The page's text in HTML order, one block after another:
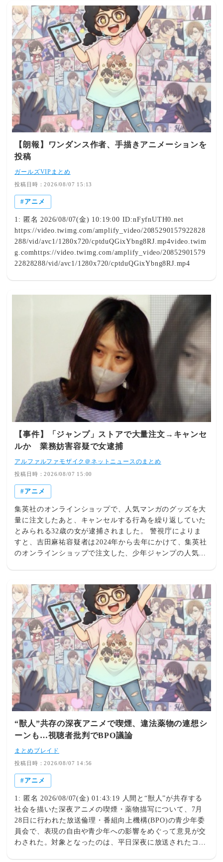
【朗報】ワンダンス作者、手描きアニメーションを
投稿
ガールズVIPまとめ
投稿日時：2026/08/07 15:13
アニメ
1: 匿名 2026/08/07(金) 10:19:00 ID:nFyfnUTH0.net
https://video.twimg.com/amplify_video/2085290157922828
288/vid/avc1/1280x720/cptduQGixYbng8RJ.mp4video.twim
g.comhttps://video.twimg.com/amplify_video/20852901579
22828288/vid/avc1/1280x720/cptduQGixYbng8RJ.mp4
【事件】「ジャンプ」ストアで大量注文→キャンセ
ルか 業務妨害容疑で女逮捕
アルファルファモザイク＠ネットニュースのまとめ
投稿日時：2026/08/07 15:00
アニメ
集英社のオンラインショップで、人気マンガのグッズを大
量に注文したあと、キャンセルする行為を繰り返していた
とみられる32歳の女が逮捕されました。 警視庁によりま
すと、吉田麻祐容疑者は2024年から去年にかけて、集英社
のオンラインショップで注文した、少年ジャンプの人気マ
疑いがもたれています。 集英社によりますと、吉田容疑
者は238個のアカウントから注文を繰り返し、キャンセル
した商品の総額は、43億円以上にのぼるということです。
調べに対し吉田容疑者は容疑を認め、「アニメ全般が好き
で、注文したことで欲求が満たされた」と供述していると
いうことです。 ※詳しくは下記リンクより
https://news.ntv.co.jp/category/society/97b454c0c87b419c8b
9f2599835615c0 関連記事 【悲報】『週刊少年ジャンプ』
発行部数が初の100万部割れ… 国内の紙雑誌で「100万部
超」ゼロに 【悲報】週間少年ジャンプのグッズ(43億円分)
を注文し全てキャンセルした女逮捕ｗｗｗｗｗｗｗｗ
【悲報】最近のジャンプ、ガチでヒット作がないｗｗｗｗ
ｗｗ 【最強】尾田栄一郎、岸本斉史、桂正和、芥見
下々、井上雄彦…人気ジャンプ漫画家たち食事会に集結
イラストにネット衝撃「スゲー面子だ」 【悲報】ベトナ
ム転売ヤー、ワンピースカードだけを抜き取ったジャンプ
を路上に捨てて勝利宣言 【朗報】女子ビーチバレー選手
（24）「グラビアがやりたい」→ スタイルがガチすぎる
と話題にｗｗｗｗｗ 【動画】早稲田のベリーダンスサー
クル、攻めすぎてネット民ざわつくｗｗｗｗｗ 【画像】
ジャンボリお姉さん、水着解禁ｗｗｗｗｗｗｗｗｗ
“獣人”共存の深夜アニメで喫煙、違法薬物の連想シ
ーンも…視聴者批判でBPO議論
まとめブレイド
投稿日時：2026/08/07 14:56
アニメ
1: 匿名 2026/08/07(金) 01:43:19 人間と“獣人”が共存する
社会を描いた深夜アニメの喫煙・薬物描写について、7月
28日に行われた放送倫理・番組向上機構(BPO)の青少年委
員会で、表現の自由や青少年への影響をめぐって意見が交
わされた。対象となったのは、平日深夜に放送されたコメ